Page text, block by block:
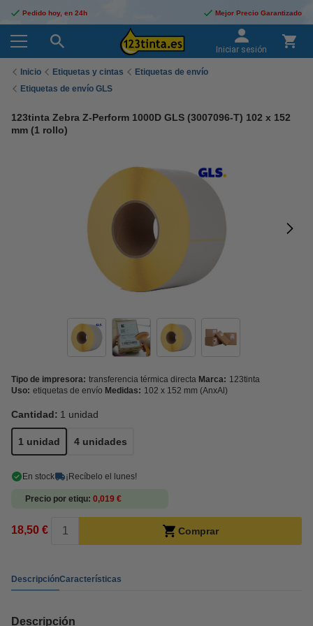
Pedido hoy, en 24h Mejor Precio Garantizado
Iniciar sesión
Inicio Etiquetas y cintas
Etiquetas de envío
Etiquetas de envío GLS
123tinta Zebra Z-Perform 1000D GLS (3007096-T) 102 x 152
mm (1 rollo)
Tipo de impresora: transferencia térmica directa Marca: 123tinta
Uso: etiquetas de envío Medidas: 102 x 152 mm (AnxAl)
Cantidad: 1 unidad
1 unidad 4 unidades
En stock ¡Recíbelo el lunes!
Precio por etiqu 0,019 €
18,50 € Comprar
DescripciónCaracterísticas
Descripción